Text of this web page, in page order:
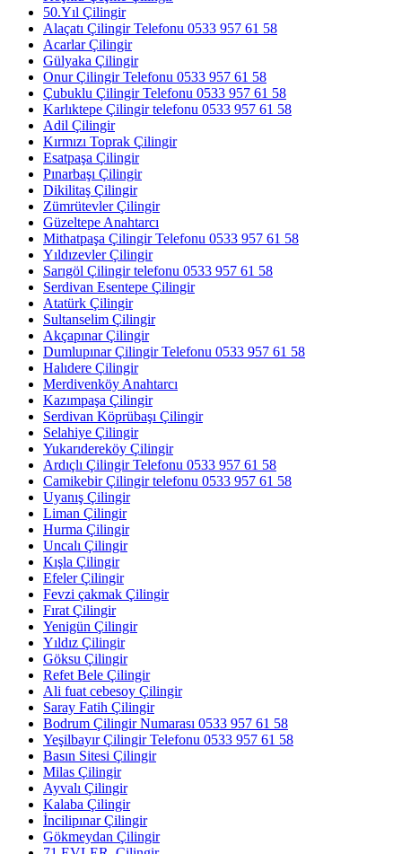
50.Yıl Çilingir
Alaçatı Çilingir Telefonu 0533 957 61 58
Acarlar Çilingir
Gülyaka Çilingir
Onur Çilingir Telefonu 0533 957 61 58
Çubuklu Çilingir Telefonu 0533 957 61 58
Karlıktepe Çilingir telefonu 0533 957 61 58
Adil Çilingir
Kırmızı Toprak Çilingir
Esatpaşa Çilingir
Pınarbaşı Çilingir
Dikilitaş Çilingir
Zümrütevler Çilingir
Güzeltepe Anahtarcı
Mithatpaşa Çilingir Telefonu 0533 957 61 58
Yıldızevler Çilingir
Sarıgöl Çilingir telefonu 0533 957 61 58
Serdivan Esentepe Çilingir
Atatürk Çilingir
Sultanselim Çilingir
Akçapınar Çilingir
Dumlupınar Çilingir Telefonu 0533 957 61 58
Halıdere Çilingir
Merdivenköy Anahtarcı
Kazımpaşa Çilingir
Serdivan Köprübaşı Çilingir
Selahiye Çilingir
Yukarıdereköy Çilingir
Ardıçlı Çilingir Telefonu 0533 957 61 58
Camikebir Çilingir telefonu 0533 957 61 58
Uyanış Çilingir
Liman Çilingir
Hurma Çilingir
Uncalı Çilingir
Kışla Çilingir
Efeler Çilingir
Fevzi çakmak Çilingir
Fırat Çilingir
Yenigün Çilingir
Yıldız Çilingir
Göksu Çilingir
Refet Bele Çilingir
Ali fuat cebesoy Çilingir
Saray Fatih Çilingir
Bodrum Çilingir Numarası 0533 957 61 58
Yeşilbayır Çilingir Telefonu 0533 957 61 58
Basın Sitesi Çilingir
Milas Çilingir
Ayvalı Çilingir
Kalaba Çilingir
İncilipınar Çilingir
Gökmeydan Çilingir